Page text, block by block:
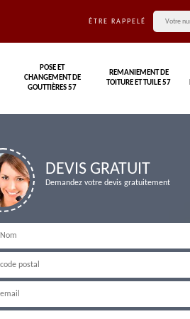
ÊTRE RAPPELÉ
POSE ET
CHANGEMENT DE
GOUTTIÈRES 57
REMANIEMENT DE
TOITURE ET TUILE 57
DEVIS GRATUIT
Demandez votre devis gratuitement